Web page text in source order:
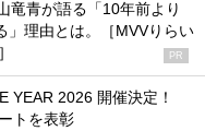
竜青が語る「10年前より
」理由とは。［MVVりらい
PR
YEAR 2026 開催決定！
トを表彰